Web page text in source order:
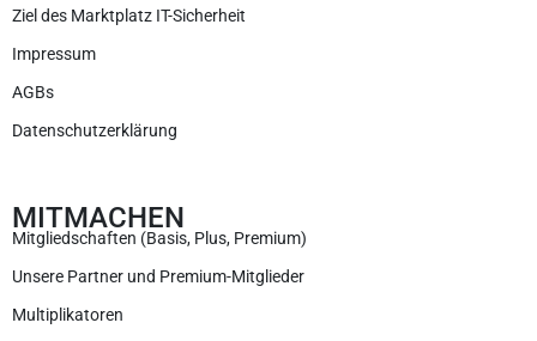
Ziel des Marktplatz IT-Sicherheit
Impressum
AGBs
Datenschutzerklärung
MITMACHEN
Mitgliedschaften (Basis, Plus, Premium)
Unsere Partner und Premium-Mitglieder
Multiplikatoren